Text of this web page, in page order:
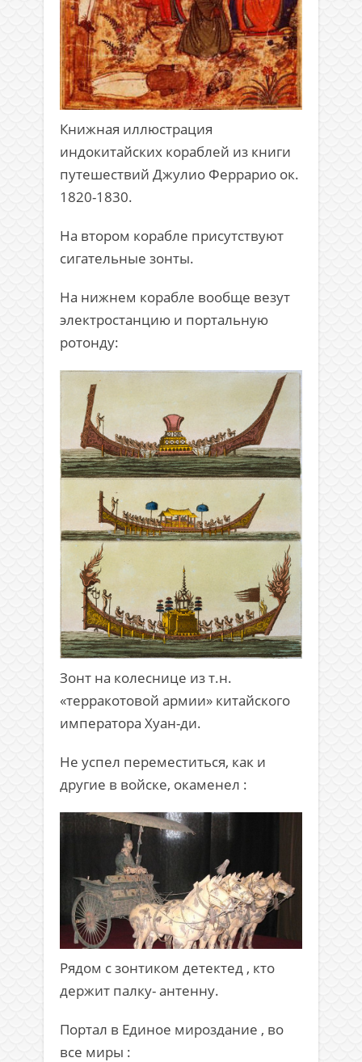
Книжная иллюстрация
индокитайских кораблей из книги
путешествий Джулио Феррарио ок.
1820-1830.
На втором корабле присутствуют
сигательные зонты.
На нижнем корабле вообще везут
электростанцию и портальную
ротонду:
Зонт на колеснице из т.н.
«терракотовой армии» китайского
императора Хуан-ди.
Не успел переместиться, как и
другие в войске, окаменел :
Рядом с зонтиком детектед , кто
держит палку- антенну.
Портал в Единое мироздание , во
все миры :